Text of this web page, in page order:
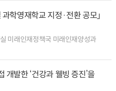
학영재학교 지정·전환 공모」
미래인재정책국 미래인재양성과
개발한 ‘건강과 웰빙 증진’을